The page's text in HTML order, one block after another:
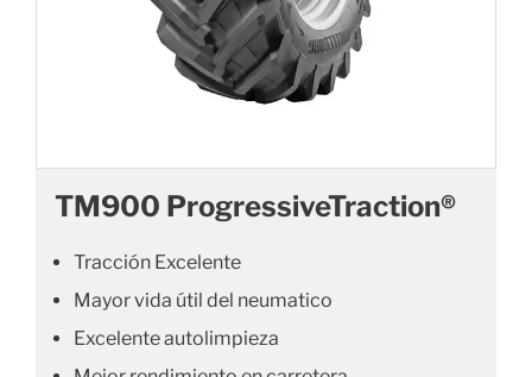
TM900 ProgressiveTraction®
Tracción Excelente
Mayor vida útil del neumatico
Excelente autolimpieza